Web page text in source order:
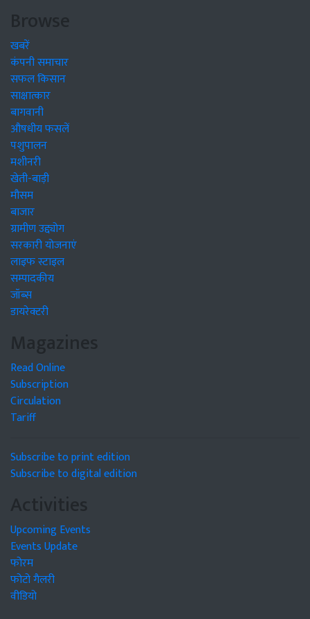
Browse
खबरें
कंपनी समाचार
सफल किसान
साक्षात्कार
बागवानी
औषधीय फसलें
पशुपालन
मशीनरी
खेती-बाड़ी
मौसम
बाजार
ग्रामीण उद्द्योग
सरकारी योजनाएं
लाइफ स्टाइल
सम्पादकीय
जॉब्स
डायरेक्टरी
Magazines
Read Online
Subscription
Circulation
Tariff
Subscribe to print edition
Subscribe to digital edition
Activities
Upcoming Events
Events Update
फोरम
फोटो गैलरी
वीडियो